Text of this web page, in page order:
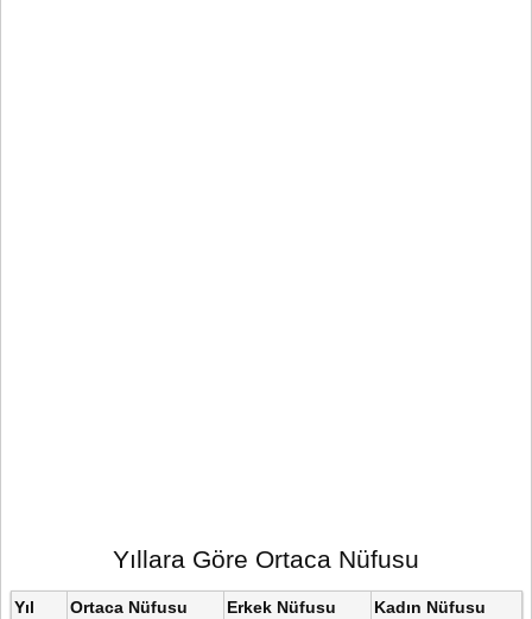
Yıllara Göre Ortaca Nüfusu
Yıl Ortaca Nüfusu Erkek Nüfusu
Kadın Nüfusu